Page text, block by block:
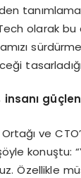
olarak
insanı
ve
konuştu:
Özellikle